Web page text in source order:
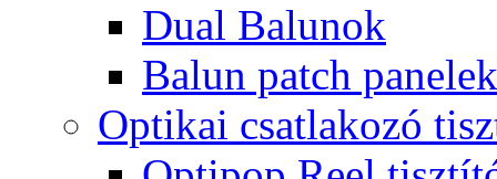
Dual Balunok
Balun patch panelek
Optikai csatlakozó